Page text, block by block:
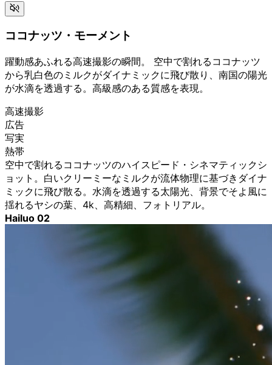
ココナッツ・モーメント
躍動感あふれる高速撮影の瞬間。 空中で割れるココナッツ
から乳白色のミルクがダイナミックに飛び散り、南国の陽光
が水滴を透過する。高級感のある質感を表現。
高速撮影
広告
写実
熱帯
空中で割れるココナッツのハイスピード・シネマティックシ
ョット。白いクリーミーなミルクが流体物理に基づきダイナ
ミックに飛び散る。水滴を透過する太陽光、背景でそよ風に
揺れるヤシの葉、4k、高精細、フォトリアル。
Hailuo 02